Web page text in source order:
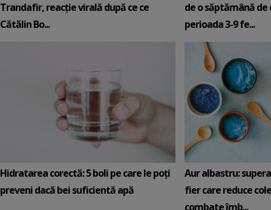
Trandafir, reacție virală după ce ce
Cătălin Bo...
de o săptămână de
perioada 3-9 fe...
Hidratarea corectă: 5 boli pe care le poți
preveni dacă bei suficientă apă
Aur albastru:
fier care reduce
combate îmb...